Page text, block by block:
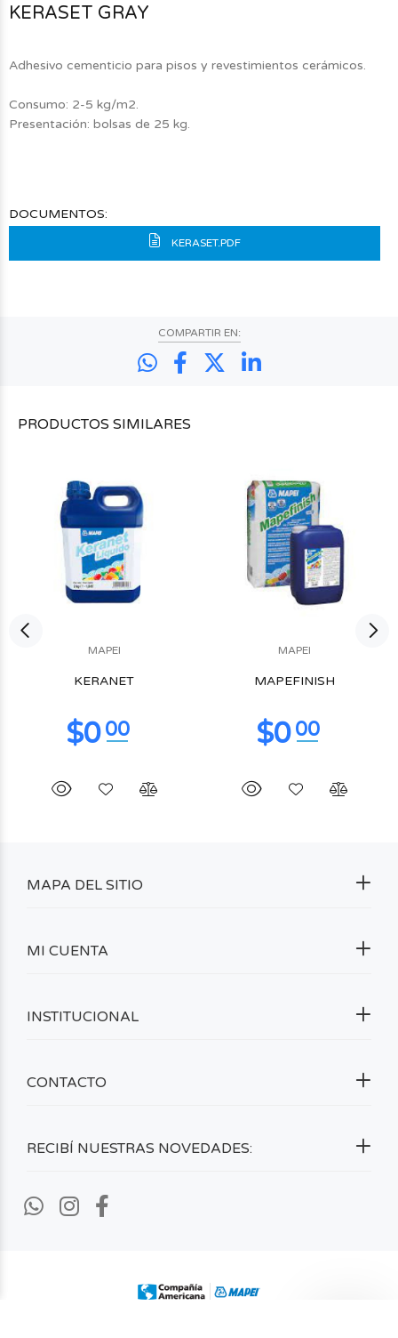
KERASET GRAY
Adhesivo cementicio para pisos y revestimientos cerámicos.
Consumo: 2-5 kg/m2.
Presentación: bolsas de 25 kg.
DOCUMENTOS:
KERASET.PDF
COMPARTIR EN:
PRODUCTOS SIMILARES
MAPEI
KERANET
MAPEI
MAPEFINISH
RECIBÍ NUESTRAS NOVEDADES:
MAPA DEL SITIO
MI CUENTA
INSTITUCIONAL
CONTACTO